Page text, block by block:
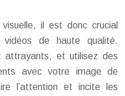
il est donc crucial
de haute qualité.
attrayants, et utilisez des
avec votre image de
l’attention et incite les